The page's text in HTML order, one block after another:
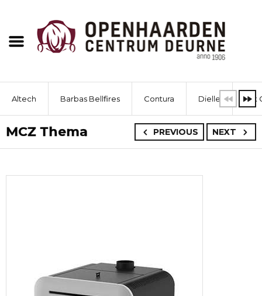
Altech Barbas Bellfires Contura Dielle Dik
PREVIOUS NEXT
MCZ Thema